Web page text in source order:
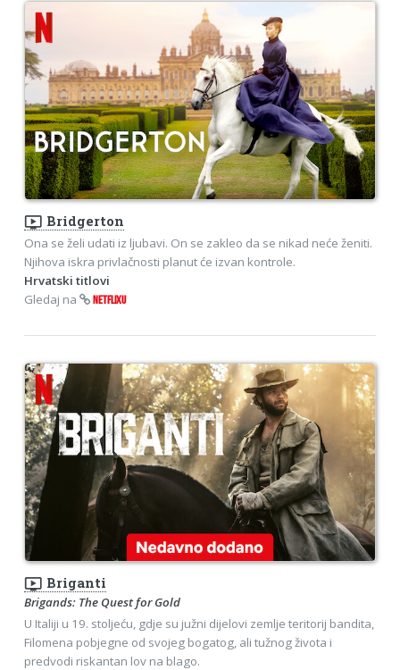
ondemand_video Bridgerton
Ona se želi udati iz ljubavi. On se zakleo da se nikad neće ženiti.
Njihova iskra privlačnosti planut će izvan kontrole.
Hrvatski titlovi
Gledaj na
NETFLIXU
ondemand_video Briganti
Brigands: The Quest for Gold
U Italiji u 19. stoljeću, gdje su južni dijelovi zemlje teritorij bandita,
Filomena pobjegne od svojeg bogatog, ali tužnog života i
predvodi riskantan lov na blago.